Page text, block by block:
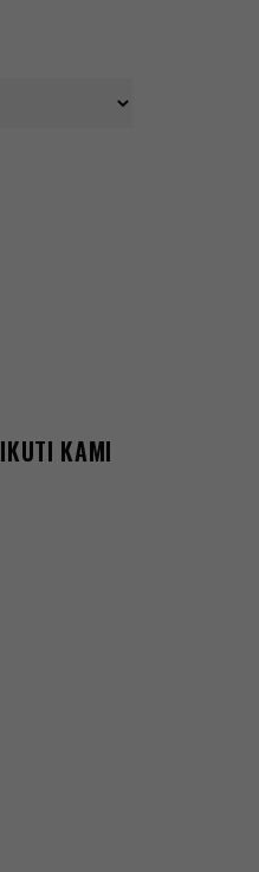
IKUTI KAMI